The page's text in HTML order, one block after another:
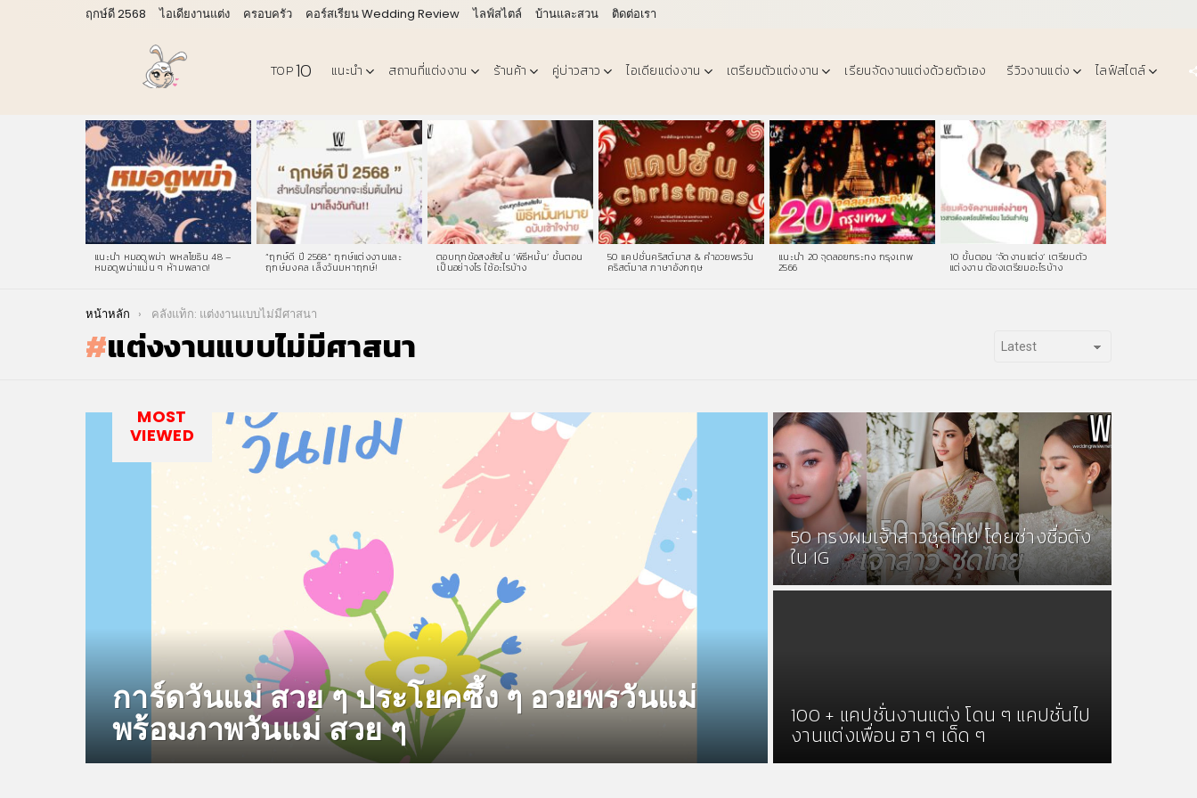
ฤกษ์ดี 2568 ไอเดียงานแต่ง ครอบครัว คอร์สเรียน Wedding Review ไลฟ์สไตล์ บ้านและสวน ติดต่อเรา
TOP10 แนะนำ สถานที่แต่งงาน ร้านค้า คู่บ่าวสาว ไอเดียแต่งงาน เตรียมตัวแต่งงาน เรียนจัดงานแต่งด้วยตัวเอง รีวิวงานแต่ง ไลฟ์สไตล์
LATEST
STORIES
แนะนำ หมอดูพม่า พหลโยธิน 48 –
หมอดูพม่าแม่น ๆ ห้ามพลาด!
“ฤกษ์ดี ปี 2568” ฤกษ์แต่งงานและ
ฤกษ์มงคล เล็งวันมหาฤกษ์!
ตอบทุกข้อสงสัยใน ‘พิธีหมั้น’ ขั้นตอน
เป็นอย่างไร ใช้อะไรบ้าง
50 แคปชั่นคริสต์มาส & คําอวยพรวัน
คริสต์มาส ภาษาอังกฤษ
แนะนำ 20 จุดลอยกระทง กรุงเทพ
2566
10 ขั้นตอน ‘จัดงานแต่ง’ เตรียมตัว
แต่งงาน ต้องเตรียมอะไรบ้าง
You are here:
หน้าหลัก คลังแท็ก: แต่งงานแบบไม่มีศาสนา
แต่งงานแบบไม่มีศาสนา
MOST
VIEWED
การ์ดวันแม่ สวย ๆ ประโยคซึ้ง ๆ อวยพรวันแม่
พร้อมภาพวันแม่ สวย ๆ
50 ทรงผมเจ้าสาวชุดไทย โดยช่างชื่อดัง
ใน IG
100 + แคปชั่นงานแต่ง โดน ๆ แคปชั่นไป
งานแต่งเพื่อน ฮา ๆ เด็ด ๆ